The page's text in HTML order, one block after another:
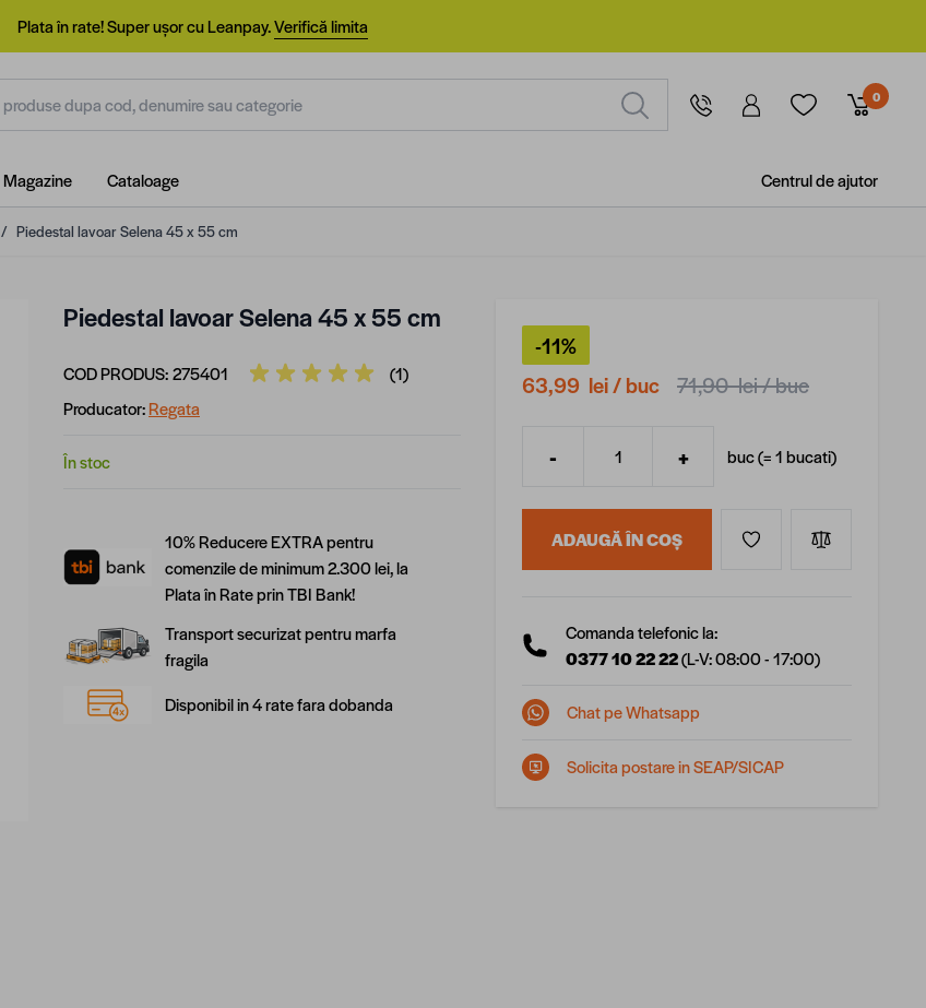
Plata în rate! Super ușor cu Leanpay.Verifică limita
0
Magazine Cataloage Centrul de ajutor
/ Piedestal lavoar Selena 45 x 55 cm
Piedestal lavoar Selena 45 x 55 cm
COD PRODUS:275401
(1)
Producator:Regata
În stoc
10% Reducere EXTRA pentru
comenzile de minimum 2.300 lei, la
Plata în Rate prin TBI Bank!
Transport securizat pentru marfa
fragila
Disponibil in 4 rate fara dobanda
-11%
63,99 lei/ buc 71,90 lei/ buc
Cantitate
- + buc (=1bucati)
ADAUGĂ ÎN COȘ
Comanda telefonic la:
0377 10 22 22(L-V: 08:00 - 17:00)
Chat pe Whatsapp
Solicita postare in SEAP/SICAP